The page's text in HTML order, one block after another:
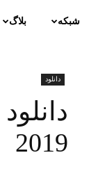
بلاگ شبکه
دانلود
2019